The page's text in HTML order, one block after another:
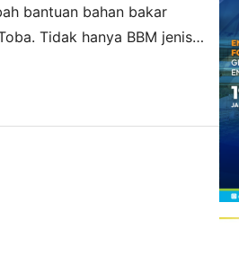
bantuan bahan bakar
Tidak hanya BBM jenis